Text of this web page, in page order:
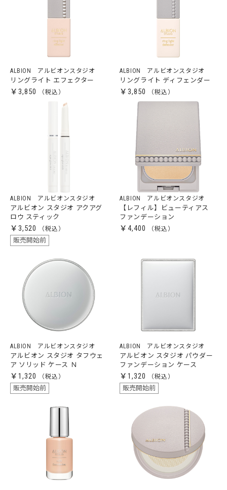
ALBION アルビオンスタジオ
リングライト エフェクター
￥3,850
ALBION アルビオンスタジオ
リングライト ディフェンダー
￥3,850
ALBION アルビオンスタジオ
アルビオン スタジオ アクアグ
ロウ スティック
￥3,520
販売開始前
ALBION アルビオンスタジオ
【レフィル】ビューティアス
ファンデーション
￥4,400
ALBION アルビオンスタジオ
アルビオン スタジオ タフウェ
ア ソリッド ケース Ｎ
￥1,320
販売開始前
ALBION アルビオンスタジオ
アルビオン スタジオ パウダー
ファンデーション ケース
￥1,320
販売開始前